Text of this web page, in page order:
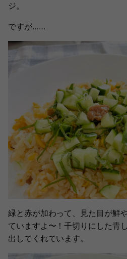
ジ。
ですが……
緑と赤が加わって、見た目が鮮
ていますよ〜！千切りにした青
出してくれています。